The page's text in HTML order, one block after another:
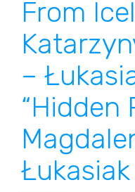
From
–
“Hidden
Łukasiak